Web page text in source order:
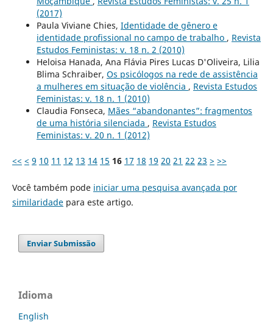
(2017)
Paula Viviane Chies, Identidade de gênero e
identidade profissional no campo de trabalho , Revista
Estudos Feministas: v. 18 n. 2 (2010)
Heloisa Hanada, Ana Flávia Pires Lucas D'Oliveira, Lilia
Blima Schraiber, Os psicólogos na rede de assistência
a mulheres em situação de violência , Revista Estudos
Feministas: v. 18 n. 1 (2010)
Claudia Fonseca, Mães “abandonantes”: fragmentos
de uma história silenciada , Revista Estudos
Feministas: v. 20 n. 1 (2012)
<< < 9 10 11 12 13 14 15 16 17 18 19 20 21 22 23 > >>
Você também pode iniciar uma pesquisa avançada por
similaridadepara este artigo.
Enviar Submissão
Idioma
English